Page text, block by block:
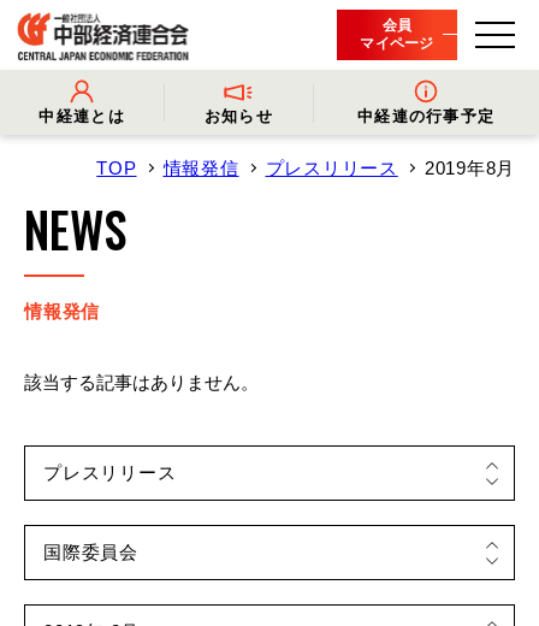
会員
マイページ
中経連とは
- 中経連とは - 会長挨拶
- 役員名簿
- 会員一覧
お知らせ
- 情報発信 - プレスリリース
- 会長コメント
- イベント・セミナー
中経連の行事予定
TOP 情報発信 プレスリリース 2019年8月
NEWS
情報発信
該当する記事はありません。